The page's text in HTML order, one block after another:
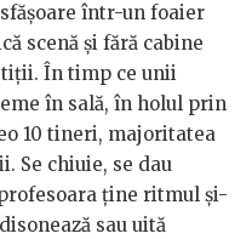
într-un foaier
scenă și fără cabine
În timp ce unii
în sală, în holul prin
10 tineri, majoritatea
Se chiuie, se dau
ține ritmul și-
sau uită